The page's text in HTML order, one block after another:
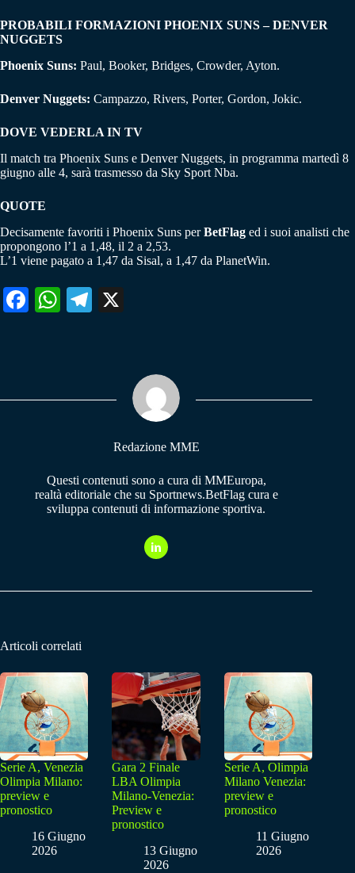
PROBABILI FORMAZIONI PHOENIX SUNS – DENVER
NUGGETS
Phoenix Suns: Paul, Booker, Bridges, Crowder, Ayton.
Denver Nuggets: Campazzo, Rivers, Porter, Gordon, Jokic.
DOVE VEDERLA IN TV
Il match tra Phoenix Suns e Denver Nuggets, in programma martedì 8
giugno alle 4, sarà trasmesso da Sky Sport Nba.
QUOTE
Decisamente favoriti i Phoenix Suns perBetFlag ed i suoi analisti che
propongono l’1 a 1,48, il 2 a 2,53.
L’1 viene pagato a 1,47 da Sisal, a 1,47 da PlanetWin.
Fa W
pp
Te
m
Redazione MME
Questi contenuti sono a cura di MMEuropa,
realtà editoriale che su Sportnews.BetFlag cura e
sviluppa contenuti di informazione sportiva.
Articoli correlati
Serie A, Venezia
Olimpia Milano:
preview e
pronostico
16 Giugno
2026
Gara 2 Finale
LBA Olimpia
Milano-Venezia:
Preview e
pronostico
13 Giugno
2026
Serie A, Olimpia
Milano Venezia:
preview e
pronostico
11 Giugno
2026